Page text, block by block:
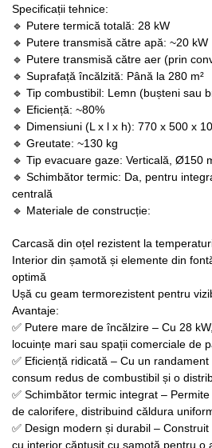
Specificații tehnice:
🔹 Putere termică totală: 28 kW
🔹 Putere transmisă către apă: ~20 kW
🔹 Putere transmisă către aer (prin
🔹 Suprafață încălzită: Până la 280 m²
🔹 Tip combustibil: Lemn (bușteni sau
🔹 Eficiență: ~80%
🔹 Dimensiuni (L x l x h): 770 x 500 x
🔹 Greutate: ~130 kg
🔹 Tip evacuare gaze: Verticală, Ø150
🔹 Schimbător termic: Da, pentru
centrală
🔹 Materiale de construcție:
Carcasă din oțel rezistent la
Interior din șamotă și elemente din
optimă
Ușă cu geam termorezistent pentru
Avantaje:
✅ Putere mare de încălzire – Cu 28
locuințe mari sau spații comerciale de
✅ Eficiență ridicată – Cu un
consum redus de combustibil și o
✅ Schimbător termic integrat –
de calorifere, distribuind căldura
✅ Design modern și durabil –
cu interior căptușit cu șamotă pentru o